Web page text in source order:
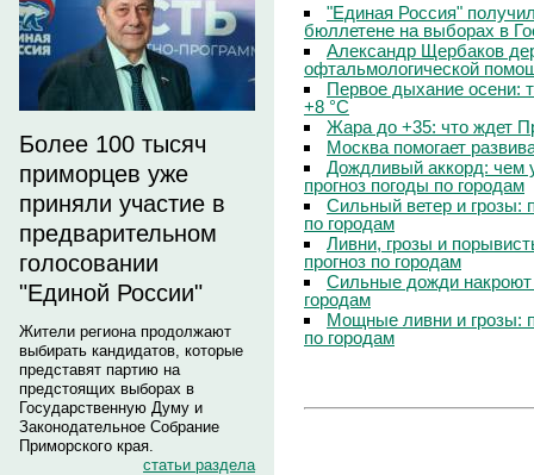
Более 100 тысяч
приморцев уже
приняли участие в
предварительном
голосовании
"Единой России"
Жители региона продолжают
выбирать кандидатов, которые
представят партию на
предстоящих выборах в
Государственную Думу и
Законодательное Собрание
Приморского края.
статьи раздела
"Единая Россия"
бюллетене на выборах в
Александр Щербаков
офтальмологической
Первое дыхание осени:
+8 °C
Жара до +35: что ждет
Москва помогает
Дождливый аккорд: чем
прогноз погоды по городам
Сильный ветер и грозы:
по городам
Ливни, грозы и
прогноз по городам
Сильные дожди
городам
Мощные ливни и грозы:
по городам